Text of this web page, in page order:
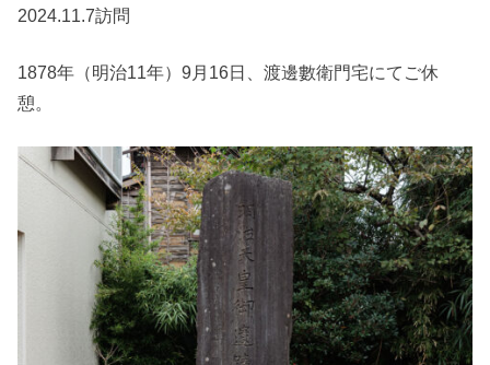
2024.11.7訪問
1878年（明治11年）9月16日、渡邊數衛門宅にてご休
憩。